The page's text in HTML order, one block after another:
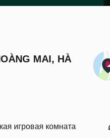
MAI, HÀ
игровая комната